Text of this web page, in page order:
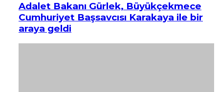
Adalet Bakanı Gürlek, Büyükçekmece
Cumhuriyet Başsavcısı Karakaya ile bir
araya geldi